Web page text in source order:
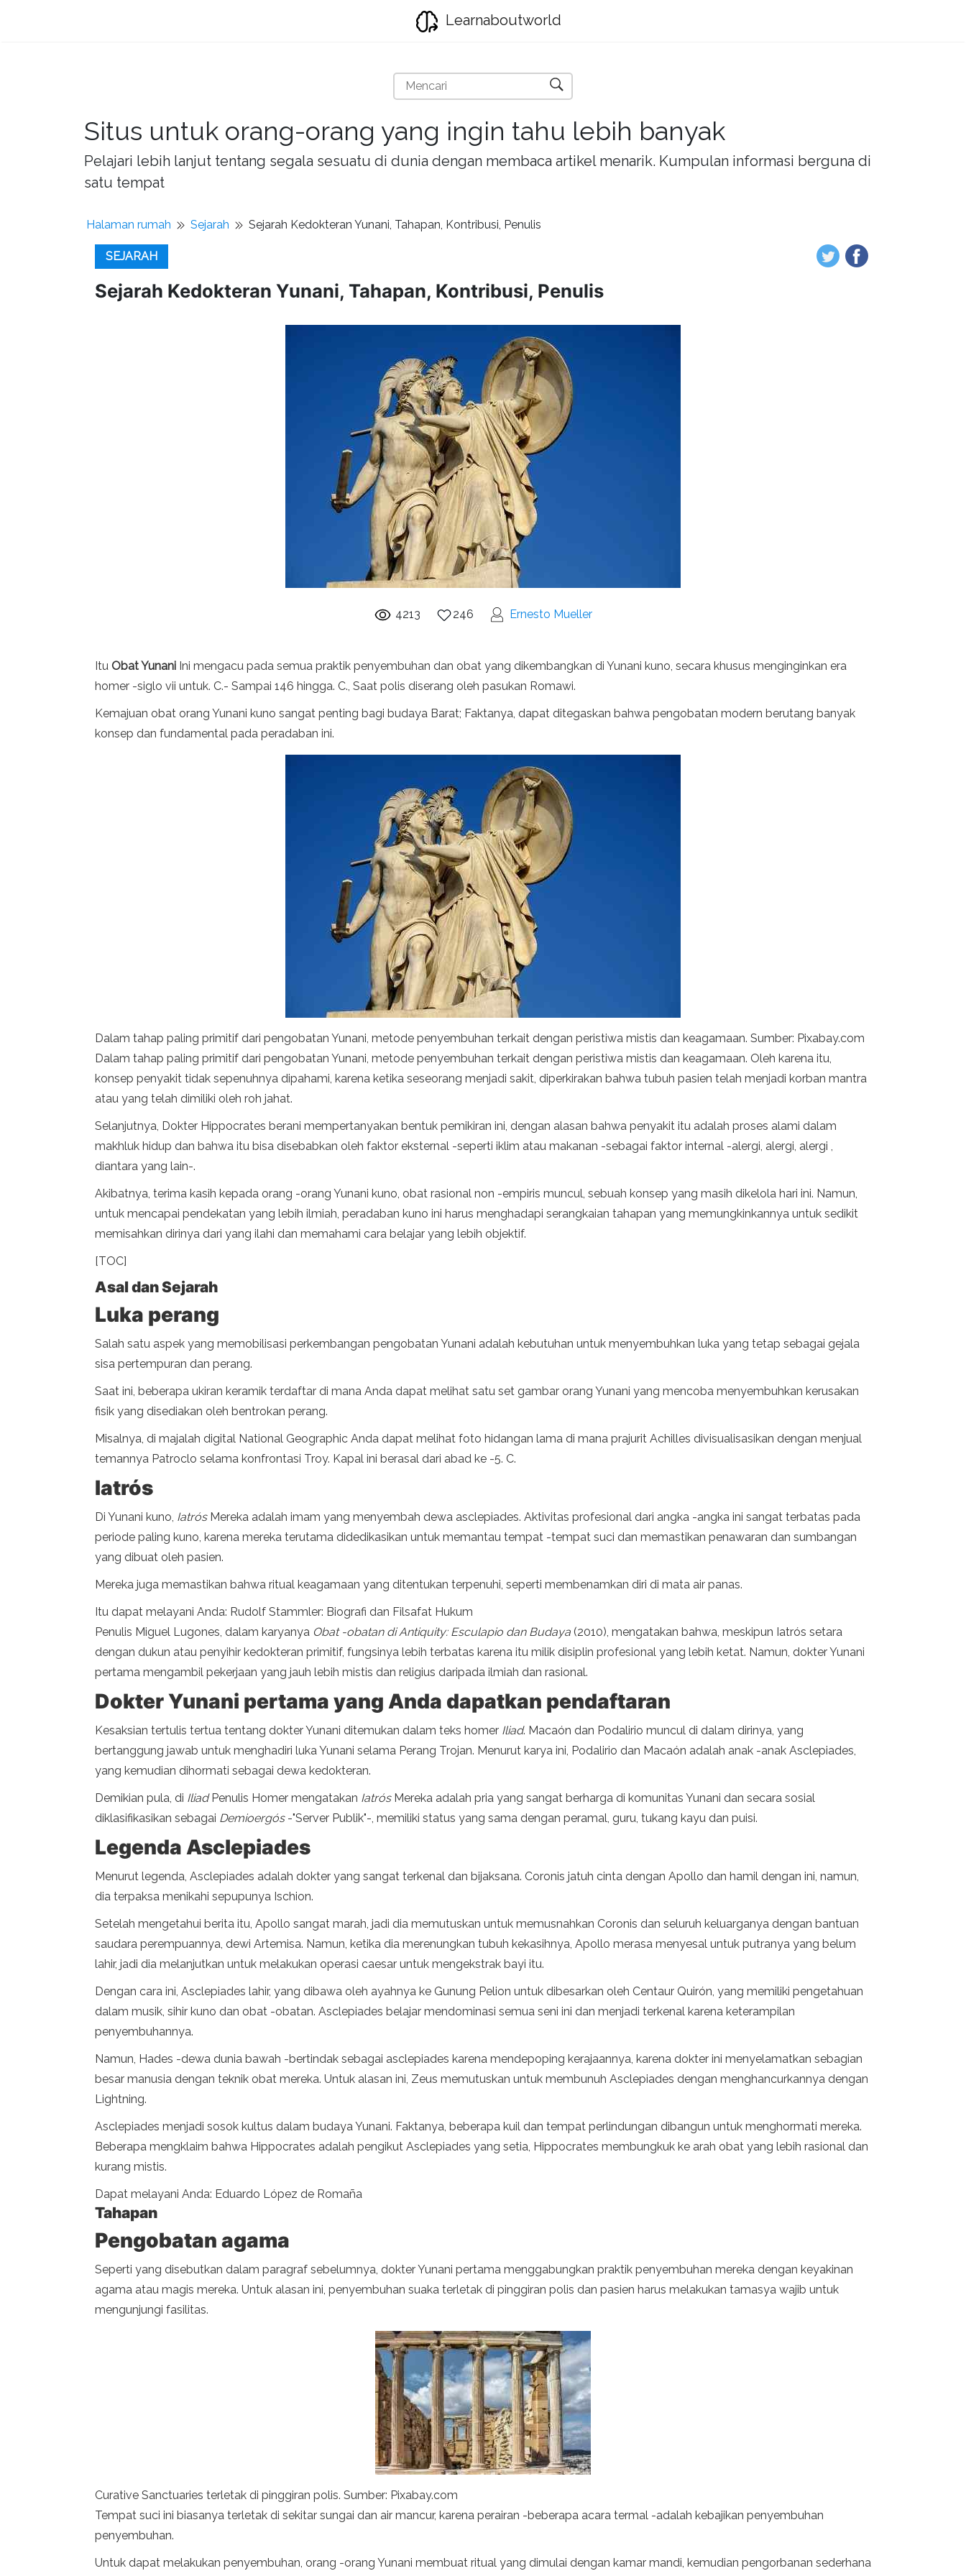
Learnaboutworld
Situs untuk orang-orang yang ingin tahu lebih banyak
Pelajari lebih lanjut tentang segala sesuatu di dunia dengan membaca artikel menarik. Kumpulan informasi berguna di
satu tempat
Halaman rumah Sejarah Sejarah Kedokteran Yunani, Tahapan, Kontribusi, Penulis
SEJARAH
Sejarah Kedokteran Yunani, Tahapan, Kontribusi, Penulis
4213 246 Ernesto Mueller
Itu Obat Yunani Ini mengacu pada semua praktik penyembuhan dan obat yang dikembangkan di Yunani kuno, secara khusus menginginkan era
homer -siglo vii untuk. C.- Sampai 146 hingga. C., Saat polis diserang oleh pasukan Romawi.
Kemajuan obat orang Yunani kuno sangat penting bagi budaya Barat; Faktanya, dapat ditegaskan bahwa pengobatan modern berutang banyak
konsep dan fundamental pada peradaban ini.
Dalam tahap paling primitif dari pengobatan Yunani, metode penyembuhan terkait dengan peristiwa mistis dan keagamaan. Sumber: Pixabay.com
Dalam tahap paling primitif dari pengobatan Yunani, metode penyembuhan terkait dengan peristiwa mistis dan keagamaan. Oleh karena itu,
konsep penyakit tidak sepenuhnya dipahami, karena ketika seseorang menjadi sakit, diperkirakan bahwa tubuh pasien telah menjadi korban mantra
atau yang telah dimiliki oleh roh jahat.
Selanjutnya, Dokter Hippocrates berani mempertanyakan bentuk pemikiran ini, dengan alasan bahwa penyakit itu adalah proses alami dalam
makhluk hidup dan bahwa itu bisa disebabkan oleh faktor eksternal -seperti iklim atau makanan -sebagai faktor internal -alergi, alergi, alergi ,
diantara yang lain-.
Akibatnya, terima kasih kepada orang -orang Yunani kuno, obat rasional non -empiris muncul, sebuah konsep yang masih dikelola hari ini. Namun,
untuk mencapai pendekatan yang lebih ilmiah, peradaban kuno ini harus menghadapi serangkaian tahapan yang memungkinkannya untuk sedikit
memisahkan dirinya dari yang ilahi dan memahami cara belajar yang lebih objektif.
[TOC]
Asal dan Sejarah
Luka perang
Salah satu aspek yang memobilisasi perkembangan pengobatan Yunani adalah kebutuhan untuk menyembuhkan luka yang tetap sebagai gejala
sisa pertempuran dan perang.
Saat ini, beberapa ukiran keramik terdaftar di mana Anda dapat melihat satu set gambar orang Yunani yang mencoba menyembuhkan kerusakan
fisik yang disediakan oleh bentrokan perang.
Misalnya, di majalah digital National Geographic Anda dapat melihat foto hidangan lama di mana prajurit Achilles divisualisasikan dengan menjual
temannya Patroclo selama konfrontasi Troy. Kapal ini berasal dari abad ke -5. C.
Iatrós
Di Yunani kuno, IatrósMereka adalah imam yang menyembah dewa asclepiades. Aktivitas profesional dari angka -angka ini sangat terbatas pada
periode paling kuno, karena mereka terutama didedikasikan untuk memantau tempat -tempat suci dan memastikan penawaran dan sumbangan
yang dibuat oleh pasien.
Mereka juga memastikan bahwa ritual keagamaan yang ditentukan terpenuhi, seperti membenamkan diri di mata air panas.
Itu dapat melayani Anda: Rudolf Stammler: Biografi dan Filsafat Hukum
Penulis Miguel Lugones, dalam karyanya Obat -obatan di Antiquity: Esculapio dan Budaya (2010), mengatakan bahwa, meskipun Iatrós setara
dengan dukun atau penyihir kedokteran primitif, fungsinya lebih terbatas karena itu milik disiplin profesional yang lebih ketat. Namun, dokter Yunani
pertama mengambil pekerjaan yang jauh lebih mistis dan religius daripada ilmiah dan rasional.
Dokter Yunani pertama yang Anda dapatkan pendaftaran
Kesaksian tertulis tertua tentang dokter Yunani ditemukan dalam teks homer Iliad. Macaón dan Podalirio muncul di dalam dirinya, yang
bertanggung jawab untuk menghadiri luka Yunani selama Perang Trojan. Menurut karya ini, Podalirio dan Macaón adalah anak -anak Asclepiades,
yang kemudian dihormati sebagai dewa kedokteran.
Demikian pula, di IliadPenulis Homer mengatakan IatrósMereka adalah pria yang sangat berharga di komunitas Yunani dan secara sosial
diklasifikasikan sebagai Demioergós-"Server Publik"-, memiliki status yang sama dengan peramal, guru, tukang kayu dan puisi.
Legenda Asclepiades
Menurut legenda, Asclepiades adalah dokter yang sangat terkenal dan bijaksana. Coronis jatuh cinta dengan Apollo dan hamil dengan ini, namun,
dia terpaksa menikahi sepupunya Ischion.
Setelah mengetahui berita itu, Apollo sangat marah, jadi dia memutuskan untuk memusnahkan Coronis dan seluruh keluarganya dengan bantuan
saudara perempuannya, dewi Artemisa. Namun, ketika dia merenungkan tubuh kekasihnya, Apollo merasa menyesal untuk putranya yang belum
lahir, jadi dia melanjutkan untuk melakukan operasi caesar untuk mengekstrak bayi itu.
Dengan cara ini, Asclepiades lahir, yang dibawa oleh ayahnya ke Gunung Pelion untuk dibesarkan oleh Centaur Quirón, yang memiliki pengetahuan
dalam musik, sihir kuno dan obat -obatan. Asclepiades belajar mendominasi semua seni ini dan menjadi terkenal karena keterampilan
penyembuhannya.
Namun, Hades -dewa dunia bawah -bertindak sebagai asclepiades karena mendepoping kerajaannya, karena dokter ini menyelamatkan sebagian
besar manusia dengan teknik obat mereka. Untuk alasan ini, Zeus memutuskan untuk membunuh Asclepiades dengan menghancurkannya dengan
Lightning.
Asclepiades menjadi sosok kultus dalam budaya Yunani. Faktanya, beberapa kuil dan tempat perlindungan dibangun untuk menghormati mereka.
Beberapa mengklaim bahwa Hippocrates adalah pengikut Asclepiades yang setia, Hippocrates membungkuk ke arah obat yang lebih rasional dan
kurang mistis.
Dapat melayani Anda: Eduardo López de Romaña
Tahapan
Pengobatan agama
Seperti yang disebutkan dalam paragraf sebelumnya, dokter Yunani pertama menggabungkan praktik penyembuhan mereka dengan keyakinan
agama atau magis mereka. Untuk alasan ini, penyembuhan suaka terletak di pinggiran polis dan pasien harus melakukan tamasya wajib untuk
mengunjungi fasilitas.
Curative Sanctuaries terletak di pinggiran polis. Sumber: Pixabay.com
Tempat suci ini biasanya terletak di sekitar sungai dan air mancur, karena perairan -beberapa acara termal -adalah kebajikan penyembuhan
penyembuhan.
Untuk dapat melakukan penyembuhan, orang -orang Yunani membuat ritual yang dimulai dengan kamar mandi, kemudian pengorbanan sederhana